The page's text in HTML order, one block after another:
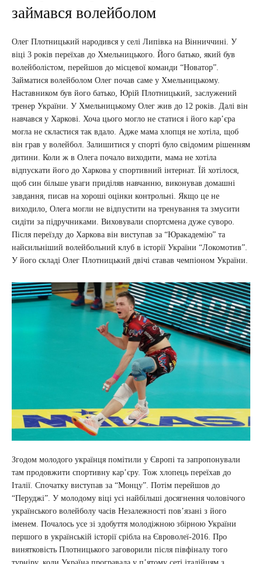
займався волейболом
Олег Плотницький народився у селі Липівка на Вінниччині. У
віці 3 років переїхав до Хмельницького. Його батько, який був
волейболістом, перейшов до місцевої команди “Новатор”.
Займатися волейболом Олег почав саме у Хмельницькому.
Наставником був його батько, Юрій Плотницький, заслужений
тренер України. У Хмельницькому Олег жив до 12 років. Далі він
навчався у Харкові. Хоча цього могло не статися і його кар’єра
могла не скластися так вдало. Адже мама хлопця не хотіла, щоб
він грав у волейбол. Залишитися у спорті було свідомим рішенням
дитини. Коли ж в Олега почало виходити, мама не хотіла
відпускати його до Харкова у спортивний інтернат. Їй хотілося,
щоб син більше уваги приділяв навчанню, виконував домашні
завдання, писав на хороші оцінки контрольні. Якщо це не
виходило, Олега могли не відпустити на тренування та змусити
сидіти за підручниками. Виховували спортсмена дуже суворо.
Після переїзду до Харкова він виступав за “Юракадемію” та
найсильніший волейбольний клуб в історії України “Локомотив”.
У його складі Олег Плотницький двічі ставав чемпіоном України.
Згодом молодого українця помітили у Європі та запропонували
там продовжити спортивну карʼєру. Тож хлопець переїхав до
Італії. Спочатку виступав за “Монцу”. Потім перейшов до
“Перуджі”. У молодому віці усі найбільші досягнення чоловічого
українського волейболу часів Незалежності пов’язані з його
іменем. Почалось усе зі здобуття молодіжною збірною України
першого в українській історії срібла на Євроволеї-2016. Про
винятковість Плотницького заговорили після півфіналу того